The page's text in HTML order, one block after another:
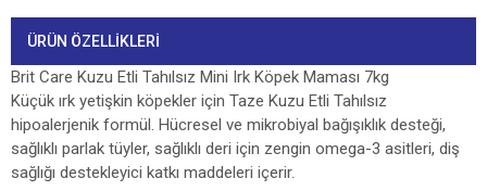
ÜRÜN ÖZELLIKLERI
Brit Care Kuzu Etli Tahılsız Mini Irk Köpek Maması 7kg
Küçük ırk yetişkin köpekler için Taze Kuzu Etli Tahılsız
hipoalerjenik formül. Hücresel ve mikrobiyal bağışıklık desteği,
sağlıklı parlak tüyler, sağlıklı deri için zengin omega-3 asitleri, diş
sağlığı destekleyici katkı maddeleri içerir.